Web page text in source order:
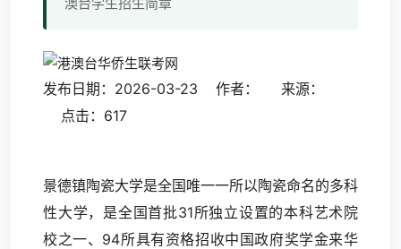
发布日期：2026-03-23 作者： 来源：
点击：617
景德镇陶瓷大学是全国唯一一所以陶瓷命名的多科
性大学，是全国首批31所独立设置的本科艺术院
校之一、94所具有资格招收中国政府奖学金来华